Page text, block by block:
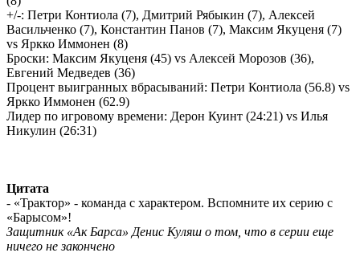
+/-: Петри Контиола (7), Дмитрий Рябыкин (7), Алексей
Васильченко (7), Константин Панов (7), Максим Якуценя (7)
vs Яркко Иммонен (8)
Броски: Максим Якуценя (45) vs Алексей Морозов (36),
Евгений Медведев (36)
Процент выигранных вбрасываний: Петри Контиола (56.8) vs
Яркко Иммонен (62.9)
Лидер по игровому времени: Дерон Куинт (24:21) vs Илья
Никулин (26:31)
Цитата
- «Трактор» - команда с характером. Вспомните их серию с
«Барысом»!
Защитник «Ак Барса» Денис Куляш о том, что в серии еще
ничего не закончено